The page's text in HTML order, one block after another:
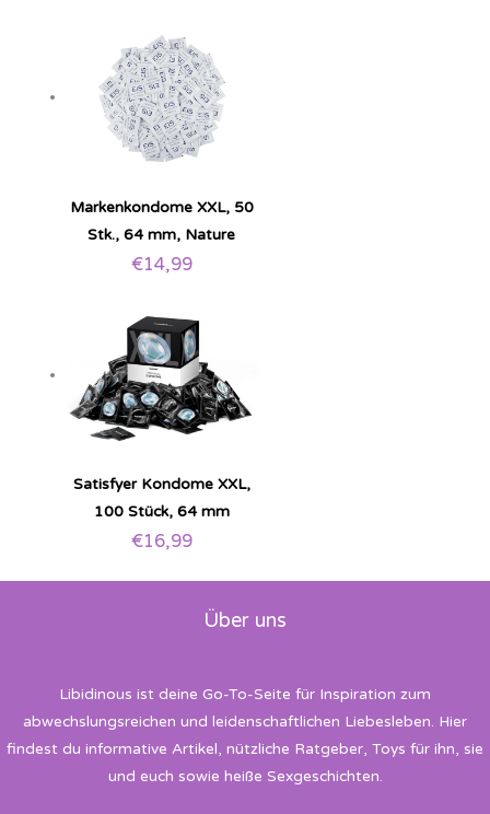
Markenkondome XXL, 50
Stk., 64 mm, Nature
€14,99
Satisfyer Kondome XXL,
100 Stück, 64 mm
€16,99
Über uns
Libidinous ist deine Go-To-Seite für Inspiration zum
abwechslungsreichen und leidenschaftlichen Liebesleben. Hier
findest du informative Artikel, nützliche Ratgeber, Toys für ihn, sie
und euch sowie heiße Sexgeschichten.